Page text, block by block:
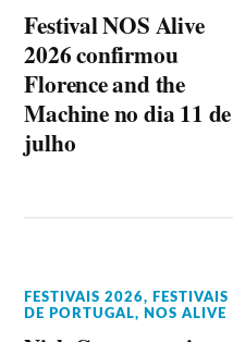
Festival NOS Alive
2026 confirmou
Florence and the
Machine no dia 11 de
julho
FESTIVAIS 2026,
FESTIVAIS
DE PORTUGAL, NOS ALIVE